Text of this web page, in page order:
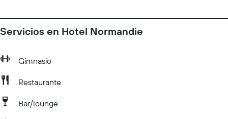
Servicios en Hotel Normandie
Gimnasio
Restaurante
Bar/lounge